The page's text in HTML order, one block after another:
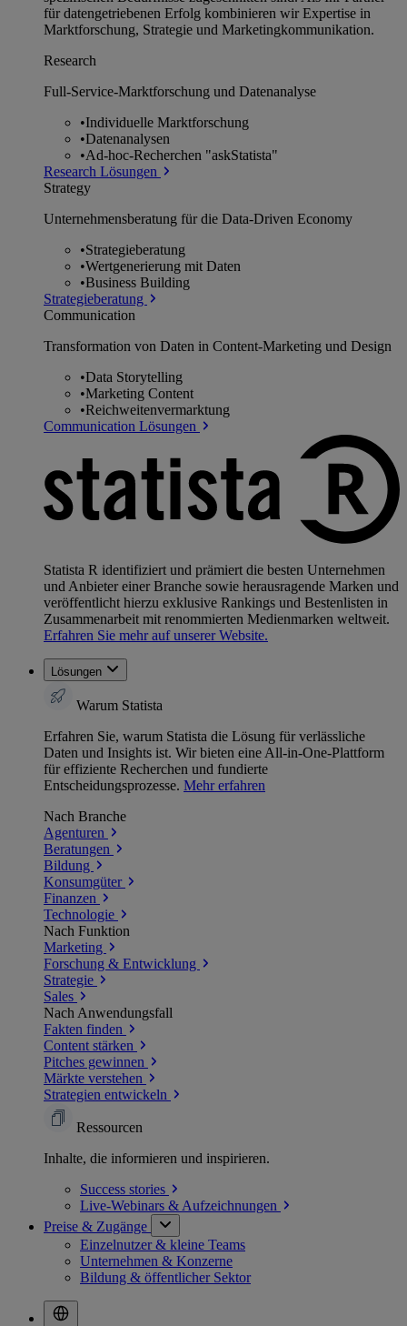
für datengetriebenen Erfolg kombinieren wir Expertise in
Marktforschung, Strategie und Marketingkommunikation.
Research
Full-Service-Marktforschung und Datenanalyse
•Individuelle Marktforschung
•Datenanalysen
•Ad-hoc-Recherchen "askStatista"
Research Lösungen
Strategy
Unternehmens­beratung für die Data-Driven Economy
•Strategieberatung
•Wertgenerierung mit Daten
•Business Building
Strategieberatung
Communication
Transformation von Daten in Content-Marketing und Design
•Data Storytelling
•Marketing Content
•Reichweitenvermarktung
Communication Lösungen
Statista R identifiziert und prämiert die besten Unternehmen
und Anbieter einer Branche sowie herausragende Marken und
veröffentlicht hierzu exklusive Rankings und Bestenlisten in
Zusammenarbeit mit renommierten Medienmarken weltweit.
Erfahren Sie mehr auf unserer Website.
Lösungen
Warum Statista
Erfahren Sie, warum Statista die Lösung für verlässliche
Daten und Insights ist. Wir bieten eine All-in-One-Plattform
für effiziente Recherchen und fundierte
Entscheidungsprozesse. Mehr erfahren
Nach Branche
Agenturen
Beratungen
Bildung
Konsumgüter
Finanzen
Technologie
Nach Funktion
Marketing
Forschung & Entwicklung
Strategie
Sales
Nach Anwendungsfall
Fakten finden
Content stärken
Pitches gewinnen
Märkte verstehen
Strategien entwickeln
Ressourcen
Inhalte, die informieren und inspirieren.
Success stories
Live-Webinars & Aufzeichnungen
Preise & Zugänge
Einzelnutzer & kleine Teams
Unternehmen & Konzerne
Bildung & öffentlicher Sektor